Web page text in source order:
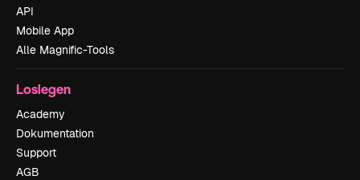
API
Mobile App
Alle Magnific-Tools
Loslegen
Academy
Dokumentation
Support
AGB